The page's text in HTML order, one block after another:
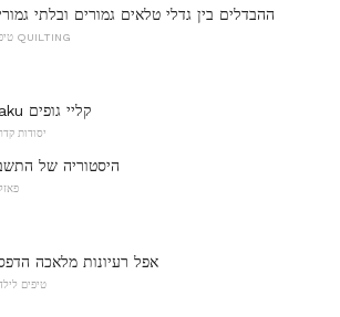
ההבדלים בין גדלי טלאים גמורים ובלתי
טיפים QUILTING
Raku קליי גופים
יסודות
היסטוריה של
אפל רעיונות מלאכה
טיפים